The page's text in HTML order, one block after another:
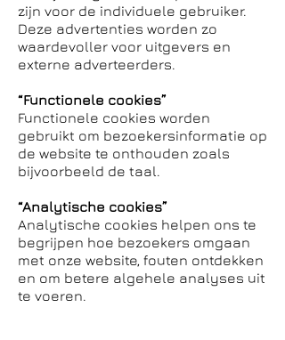
zijn voor de individuele gebruiker.
Deze advertenties worden zo
waardevoller voor uitgevers en
externe adverteerders.
“Functionele cookies”
Functionele cookies worden
gebruikt om bezoekersinformatie op
de website te onthouden zoals
bijvoorbeeld de taal.
“Analytische cookies”
Analytische cookies helpen ons te
begrijpen hoe bezoekers omgaan
met onze website, fouten ontdekken
en om betere algehele analyses uit
te voeren.